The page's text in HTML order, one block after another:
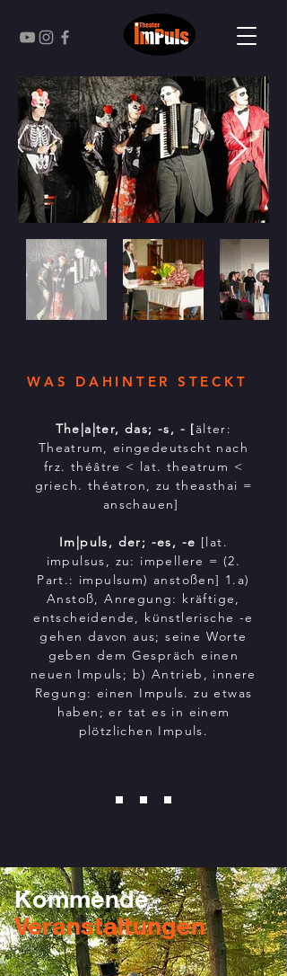
WAS DAHINTER STECKT
The|a|ter, das; -s, - [älter:
Theatrum, eingedeutscht nach
frz. théâtre < lat. theatrum <
griech. théatron, zu theasthai =
anschauen]
Im|puls, der; -es, -e [lat.
impulsus, zu: impellere = (2.
Part.: impulsum) anstoßen] 1.a)
Anstoß, Anregung: kräftige,
entscheidende, künstlerische -e
gehen davon aus; seine Worte
geben dem Gespräch einen
neuen Impuls; b) Antrieb, innere
Regung: einen Impuls. zu etwas
haben; er tat es in einem
plötzlichen Impuls.
Kommende
Veranstaltungen